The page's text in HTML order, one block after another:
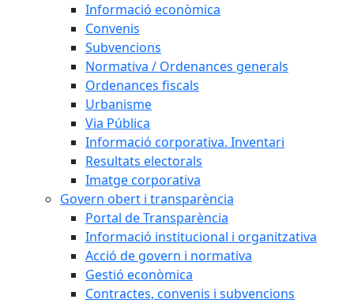
Informació econòmica
Convenis
Subvencions
Normativa / Ordenances generals
Ordenances fiscals
Urbanisme
Via Pública
Informació corporativa. Inventari
Resultats electorals
Imatge corporativa
Govern obert i transparència
Portal de Transparència
Informació institucional i organitzativa
Acció de govern i normativa
Gestió econòmica
Contractes, convenis i subvencions